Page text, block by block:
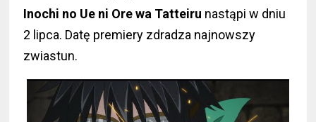
Inochi no Ue ni Ore wa Tatteiru nastąpi w dniu
2 lipca. Datę premiery zdradza najnowszy
zwiastun.